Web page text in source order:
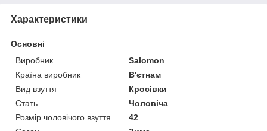
Характеристики
Основні
Виробник
Salomon
Країна виробник
В'єтнам
Вид взуття
Кросівки
Стать
Чоловіча
Розмір чоловічого взуття
42